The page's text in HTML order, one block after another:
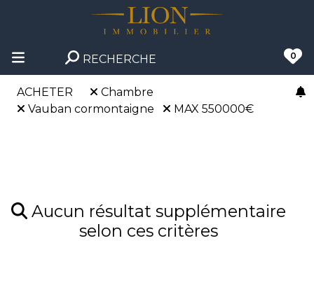
RECHERCHE 0
ACHETER
Chambre
Vauban cormontaigne
MAX 550000€
Aucun résultat supplémentaire
selon ces critères